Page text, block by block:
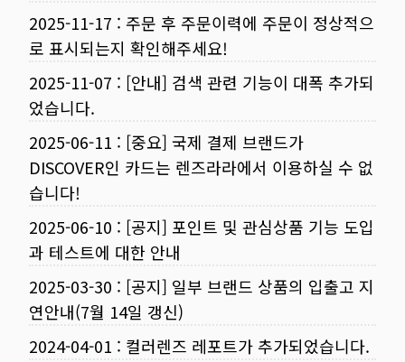
2025-11-17 : 주문 후 주문이력에 주문이 정상적으
로 표시되는지 확인해주세요!
2025-11-07 : [안내] 검색 관련 기능이 대폭 추가되
었습니다.
2025-06-11 : [중요] 국제 결제 브랜드가
DISCOVER인 카드는 렌즈라라에서 이용하실 수 없
습니다!
2025-06-10 : [공지] 포인트 및 관심상품 기능 도입
과 테스트에 대한 안내
2025-03-30 : [공지] 일부 브랜드 상품의 입출고 지
연안내(7월 14일 갱신)
2024-04-01 : 컬러렌즈 레포트가 추가되었습니다.